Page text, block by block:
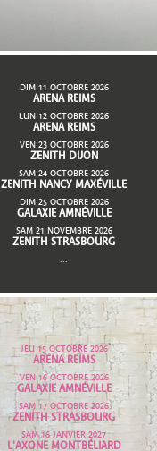
DIM 11 OCTOBRE 2026
ARENA REIMS
LUN 12 OCTOBRE 2026
ARENA REIMS
VEN 23 OCTOBRE 2026
ZENITH DIJON
SAM 24 OCTOBRE 2026
ZENITH NANCY MAXÉVILLE
DIM 25 OCTOBRE 2026
GALAXIE AMNÉVILLE
SAM 21 NOVEMBRE 2026
ZENITH STRASBOURG
...
JEU 15 OCTOBRE 2026
ARENA REIMS
VEN 16 OCTOBRE 2026
GALAXIE AMNÉVILLE
SAM 17 OCTOBRE 2026
ZENITH STRASBOURG
SAM 16 JANVIER 2027
L'AXONE MONTBÉLIARD